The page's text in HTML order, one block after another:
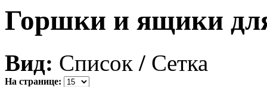
Горшки и ящики
Вид: Список / Сетка
На странице: